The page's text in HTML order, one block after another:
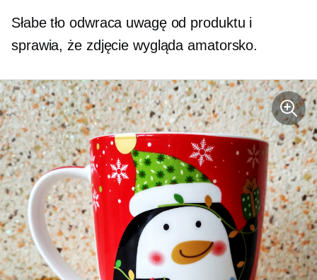
Słabe tło odwraca uwagę od produktu i
sprawia, że ​​zdjęcie wygląda amatorsko.